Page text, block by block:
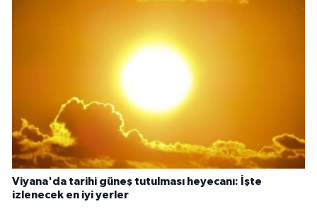
Viyana'da tarihi güneş tutulması heyecanı: İşte
izlenecek en iyi yerler